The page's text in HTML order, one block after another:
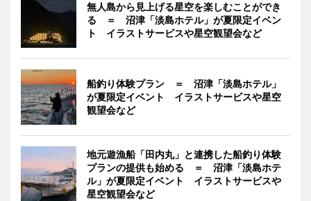
無人島から見上げる星空を楽しむことができ
る ＝ 沼津「淡島ホテル」が夏限定イベン
ト イラストサービスや星空観望会など
船釣り体験プラン ＝ 沼津「淡島ホテル」
が夏限定イベント イラストサービスや星空
観望会など
地元遊漁船「田内丸」と連携した船釣り体験
プランの提供も始める ＝ 沼津「淡島ホテ
ル」が夏限定イベント イラストサービスや
星空観望会など